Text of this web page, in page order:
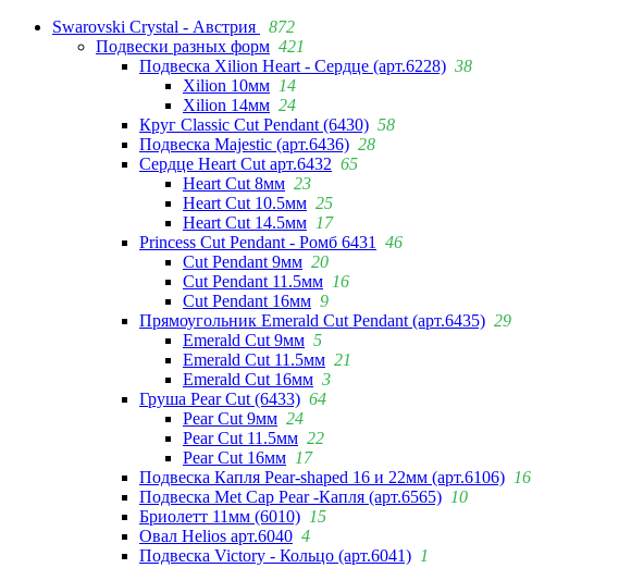
Swarovski Crystal - Австрия
872
Подвески разных форм 421
Подвеска Xilion Heart - Сердце (арт.6228) 38
Xilion 10мм 14
Xilion 14мм 24
Круг Classic Cut Pendant (6430) 58
Подвеска Majestic (арт.6436) 28
Сердце Heart Cut арт.6432 65
Heart Cut 8мм 23
Heart Cut 10.5мм 25
Heart Cut 14.5мм 17
Princess Cut Pendant - Ромб 6431
46
Cut Pendant 9мм 20
Cut Pendant 11.5мм 16
Cut Pendant 16мм 9
Прямоугольник Emerald Cut Pendant (арт.6435) 29
Emerald Cut 9мм 5
Emerald Cut 11.5мм 21
Emerald Cut 16мм 3
Груша Pear Cut (6433) 64
Pear Cut 9мм 24
Pear Cut 11.5мм 22
Pear Cut 16мм 17
Подвеска Капля Pear-shaped 16 и 22мм (арт.6106) 16
Подвеска Met Cap Pear -Капля (арт.6565) 10
Бриолетт 11мм (6010) 15
Овал Helios арт.6040 4
Подвеска Victory - Кольцо (арт.6041) 1